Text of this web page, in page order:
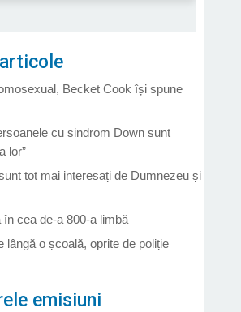
Becket Cook își spune
cu sindrom Down sunt
lor”
tot mai interesați de Dumnezeu și
în cea de-a 800-a limbă
lângă o școală, oprite de poliție
emisiuni